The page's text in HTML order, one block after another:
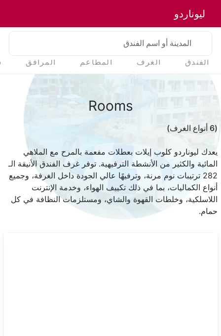
ليوناردو
المدينة أو اسم الفندق
الفندق الغرف المطاعم المرافق
Rooms
(6 أنواع الغرف)
يعدك ليوناردو كلوب إيلات بعطلات مفعمة بالمرح مع الملاهي
المائية والكثير من الأنشطة الترفيهية. توفر غرف الفندق الأنيقة الـ
282 ترتيبات نوم مرنة، وترفيهًا عالي الجودة داخل الغرفة، وجميع
أنواع الكماليات، بما في ذلك تكييف الهواء، وخدمة الإنترنت
اللاسلكية، وخلطات القهوة والشاي، ومستلزمات النظافة في كل
حمام.